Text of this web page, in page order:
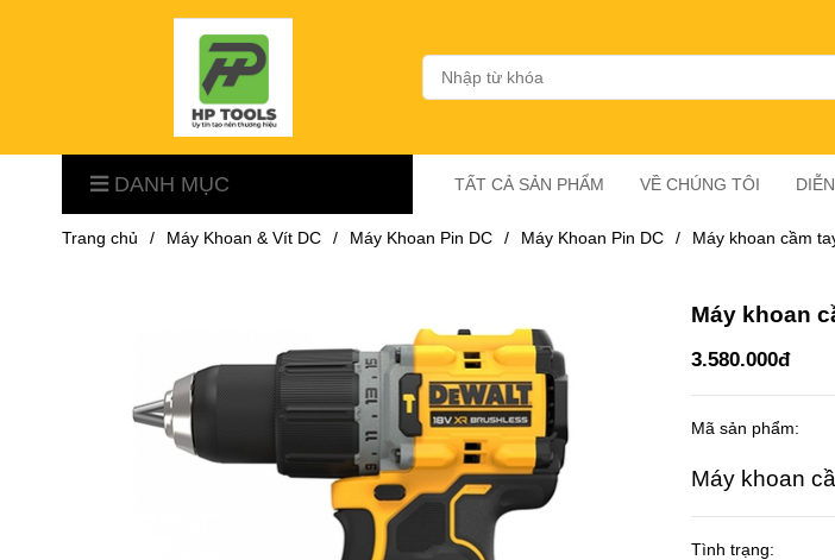
DANH MỤC TẤT CẢ SẢN PHẨM VỀ CHÚNG TÔI
Trang chủ / Máy Khoan & Vít DC / Máy Khoan Pin DC / Máy Khoan Pin DC / Máy khoan cầm
Máy khoan
3.580.000đ
Mã sản phẩm:
Máy khoan
Tình trạng: